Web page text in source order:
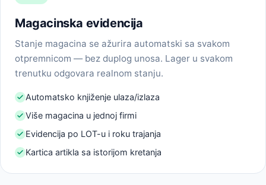
Magacinska evidencija
Stanje magacina se ažurira automatski sa svakom
otpremnicom — bez duplog unosa. Lager u svakom
trenutku odgovara realnom stanju.
Automatsko knjiženje ulaza/izlaza
Više magacina u jednoj firmi
Evidencija po LOT-u i roku trajanja
Kartica artikla sa istorijom kretanja